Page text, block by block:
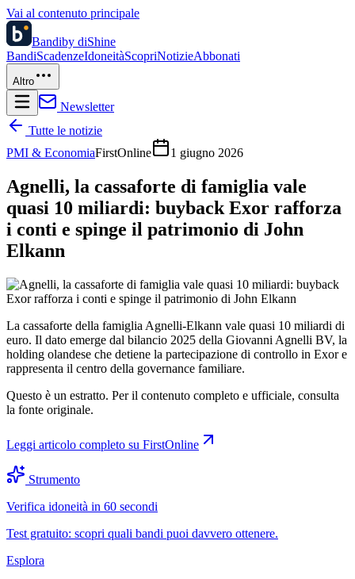
Vai al contenuto principale
Bandiby diShine
BandiScadenzeIdoneitàScopriNotizieAbbonati
Altro
Newsletter
Tutte le notizie
PMI & EconomiaFirstOnline 1 giugno 2026
Agnelli, la cassaforte di famiglia vale
quasi 10 miliardi: buyback Exor rafforza
i conti e spinge il patrimonio di John
Elkann
La cassaforte della famiglia Agnelli-Elkann vale quasi 10 miliardi di
euro. Il dato emerge dal bilancio 2025 della Giovanni Agnelli BV, la
holding olandese che detiene la partecipazione di controllo in Exor e
rappresenta il centro della governance familiare.
Questo è un estratto. Per il contenuto completo e ufficiale, consulta
la fonte originale.
Leggi articolo completo su FirstOnline
Strumento
Verifica idoneità in 60 secondi
Test gratuito: scopri quali bandi puoi davvero ottenere.
Esplora